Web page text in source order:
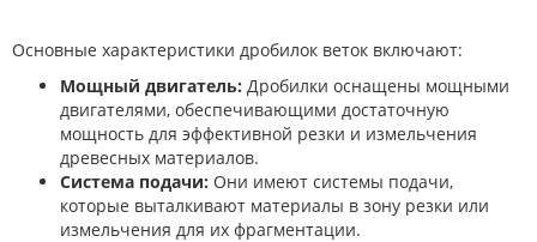
Основные характеристики дробилок веток включают:
Мощный двигатель: Дробилки оснащены мощными
двигателями, обеспечивающими достаточную
мощность для эффективной резки и измельчения
древесных материалов.
Система подачи: Они имеют системы подачи,
которые выталкивают материалы в зону резки или
измельчения для их фрагментации.